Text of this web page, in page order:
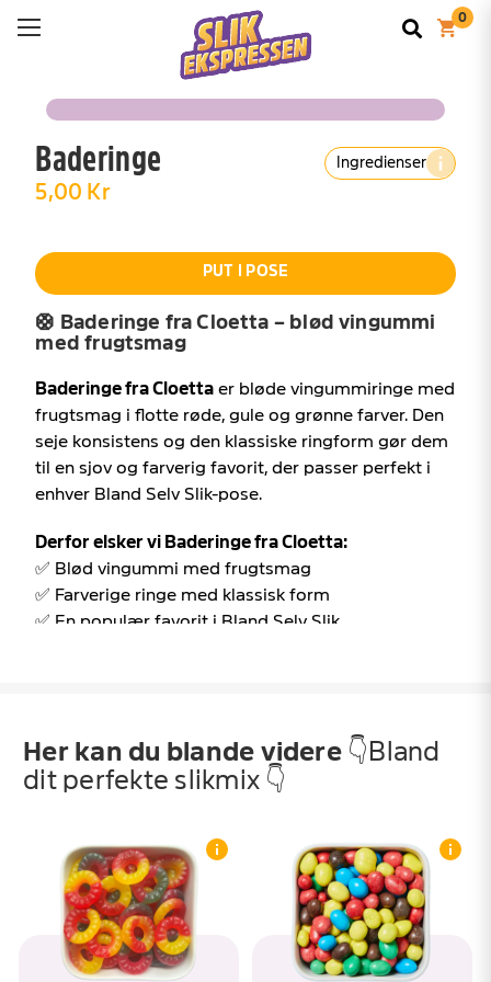
Baderinge
5,00 Kr
Ingredienser
🛟 Baderinge fra Cloetta – blød vingummi
med frugtsmag
Baderinge fra Cloetta er bløde vingummiringe med
frugtsmag i flotte røde, gule og grønne farver. Den
seje konsistens og den klassiske ringform gør dem
til en sjov og farverig favorit, der passer perfekt i
enhver Bland Selv Slik-pose.
Derfor elsker vi Baderinge fra Cloetta:
✅ Blød vingummi med frugtsmag
✅ Farverige ringe med klassisk form
✅ En populær favorit i Bland Selv Slik
Der er noget helt særligt ved Baderinge fra Cloetta.
De farverige vingummiringe har været en favorit i
karakteristiske ringform og flotte farver. De tilfører
både liv og variation til slikposen og er et naturligt
valg for dig, der elsker klassisk vingummi med
frugtsmag.
Når du tager den første bid, mødes du af en blød
PUT I POSE
Her kan du blande videre 👇Bland
dit perfekte slikmix 👇